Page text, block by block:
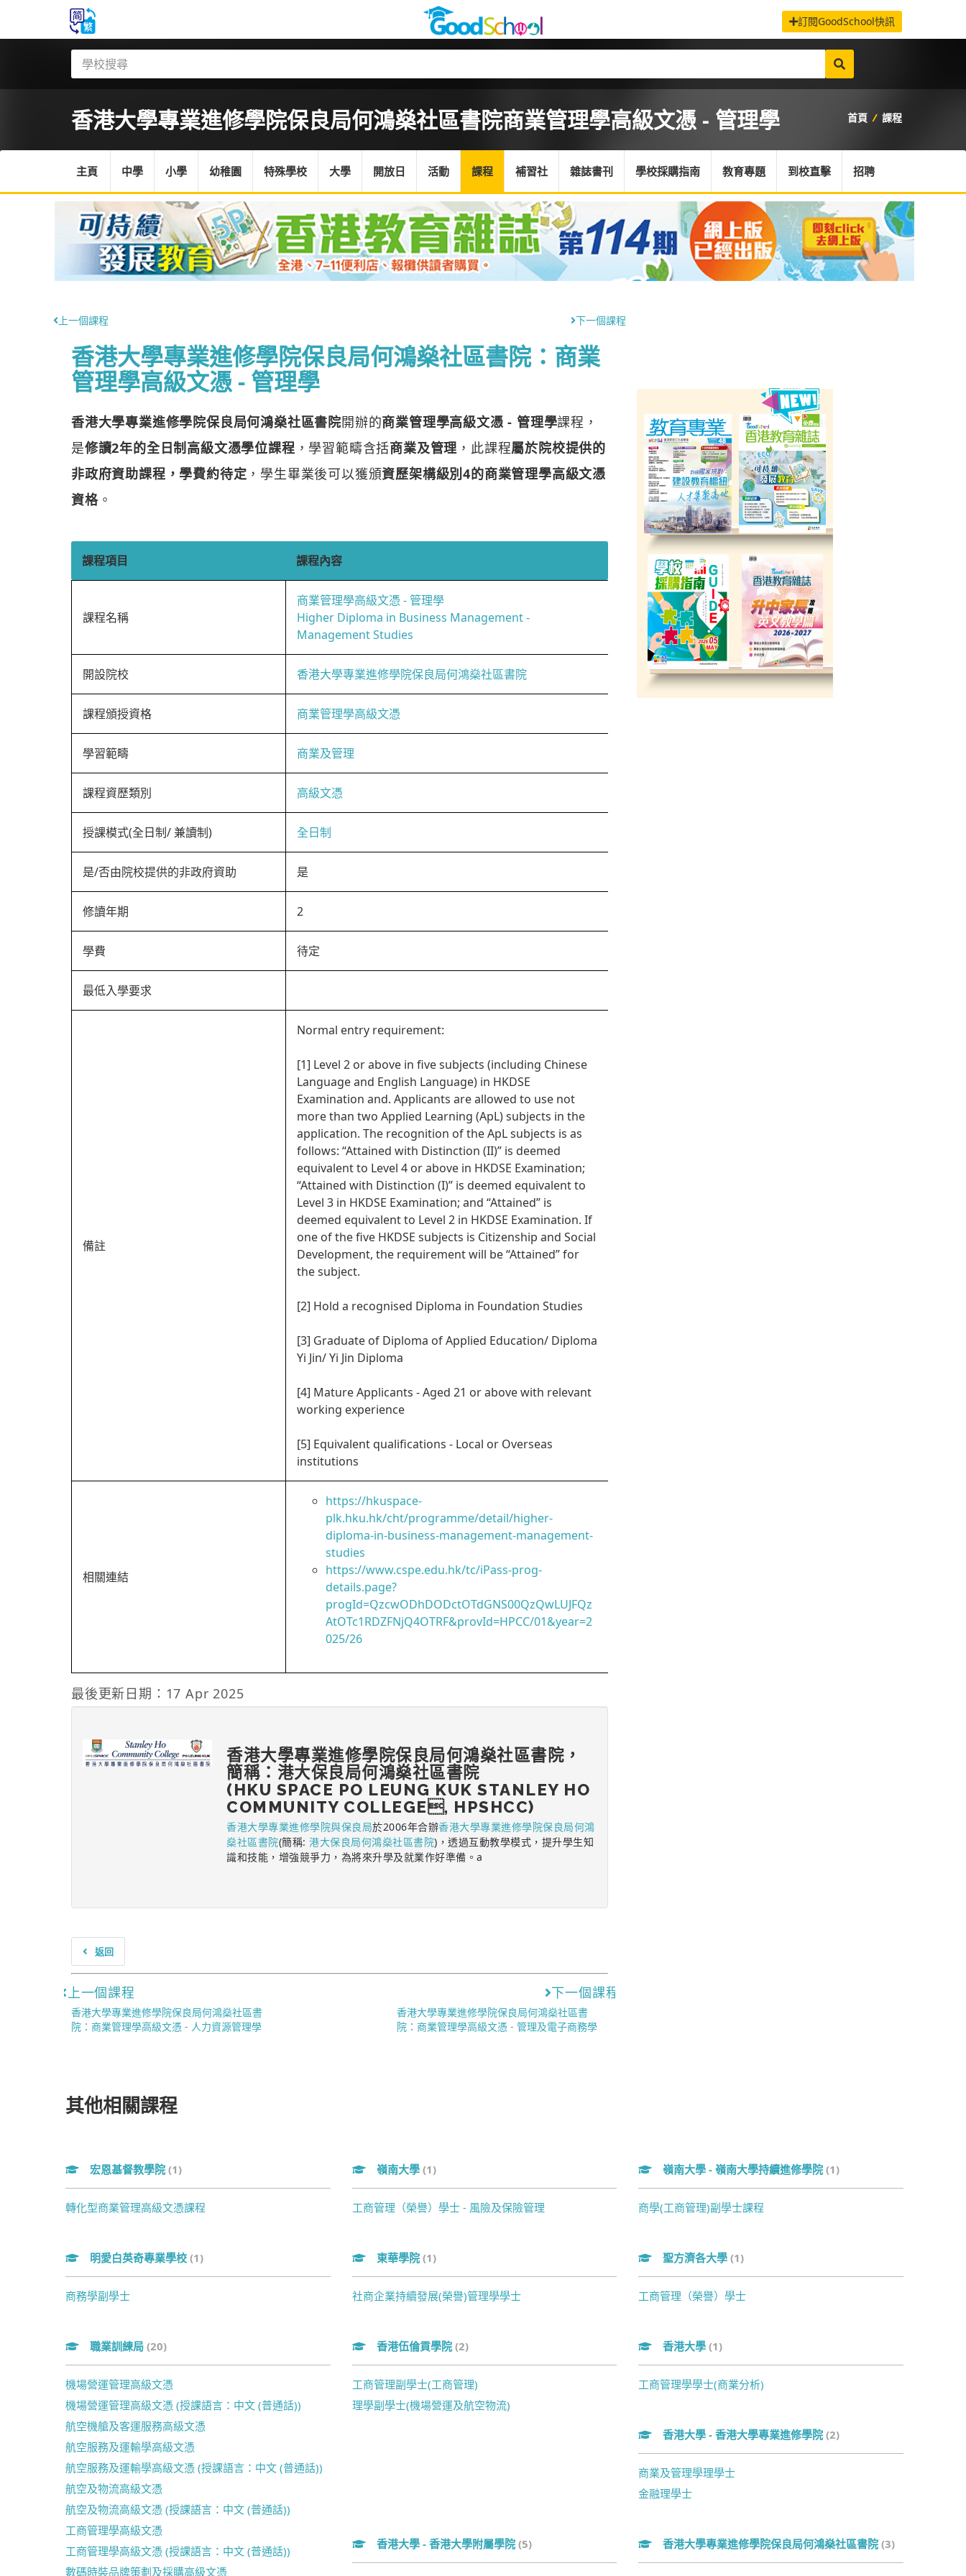
訂閱GoodSchool快訊
香港大學專業進修學院保良局何鴻燊社區書院商業管理學高級文憑 - 管理學 首頁 / 課程
主頁 中學 小學 幼稚園 特殊學校 大學 開放日 活動 課程 補習社 雜誌書刊 學校採購指南 教育專題 到校直擊 招聘
上一個課程 下一個課程
香港大學專業進修學院保良局何鴻燊社區書院：商業
管理學高級文憑 - 管理學
香港大學專業進修學院保良局何鴻燊社區書院開辦的商業管理學高級文憑 - 管理學課程，
是修讀2年的全日制高級文憑學位課程 ，學習範疇含括商業及管理 ，此課程屬於院校提供的
非政府資助課程，學費約待定 ，學生畢業後可以獲頒資歷架構級別4的商業管理學高級文憑
資格。
課程項目 課程內容
課程名稱
商業管理學高級文憑 - 管理學
Higher Diploma in Business Management -
Management Studies
開設院校 香港大學專業進修學院保良局何鴻燊社區書院
課程頒授資格 商業管理學高級文憑
學習範疇 商業及管理
課程資歷類別 高級文憑
授課模式(全日制/ 兼讀制) 全日制
是/否由院校提供的非政府資助 是
修讀年期 2
學費 待定
最低入學要求
備註
Normal entry requirement:
[1] Level 2 or above in five subjects (including Chinese
Language and English Language) in HKDSE
Examination and. Applicants are allowed to use not
more than two Applied Learning (ApL) subjects in the
application. The recognition of the ApL subjects is as
follows: “Attained with Distinction (II)” is deemed
equivalent to Level 4 or above in HKDSE Examination;
“Attained with Distinction (I)” is deemed equivalent to
Level 3 in HKDSE Examination; and “Attained” is
deemed equivalent to Level 2 in HKDSE Examination. If
one of the five HKDSE subjects is Citizenship and Social
Development, the requirement will be “Attained” for
the subject.
[2] Hold a recognised Diploma in Foundation Studies
[3] Graduate of Diploma of Applied Education/ Diploma
Yi Jin/ Yi Jin Diploma
[4] Mature Applicants - Aged 21 or above with relevant
working experience
[5] Equivalent qualifications - Local or Overseas
institutions
相關連結
https://hkuspace-
plk.hku.hk/cht/programme/detail/higher-
diploma-in-business-management-management-
studies
https://www.cspe.edu.hk/tc/iPass-prog-
details.page?
progId=QzcwODhDODctOTdGNS00QzQwLUJFQz
AtOTc1RDZFNjQ4OTRF&provId=HPCC/01&year=2
025/26
最後更新日期：17 Apr 2025
香港大學專業進修學院保良局何鴻燊社區書院，
簡稱：港大保良局何鴻燊社區書院
(HKU SPACE PO LEUNG KUK STANLEY HO
COMMUNITY COLLEGE, HPSHCC)
香港大學專業進修學院與保良局於2006年合辦香港大學專業進修學院保良局何鴻
燊社區書院(簡稱: 港大保良局何鴻燊社區書院)，透過互動教學模式，提升學生知
識和技能，增強競爭力，為將來升學及就業作好準備。a
返回
上一個課程
香港大學專業進修學院保良局何鴻燊社區書
院：商業管理學高級文憑 - 人力資源管理學
下一個課程
香港大學專業進修學院保良局何鴻燊社區書
院：商業管理學高級文憑 - 管理及電子商務學
其他相關課程
宏恩基督教學院 (1)
轉化型商業管理高級文憑課程
嶺南大學 (1)
工商管理（榮譽）學士 - 風險及保險管理
嶺南大學 - 嶺南大學持續進修學院(1)
商學(工商管理)副學士課程
明愛白英奇專業學校 (1)
商務學副學士
東華學院 (1)
社商企業持續發展(榮譽)管理學學士
聖方濟各大學(1)
工商管理（榮譽）學士
職業訓練局 (20)
機場營運管理高級文憑
機場營運管理高級文憑 (授課語言：中文 (普通話))
航空機艙及客運服務高級文憑
航空服務及運輸學高級文憑
航空服務及運輸學高級文憑 (授課語言：中文 (普通話))
航空及物流高級文憑
航空及物流高級文憑 (授課語言：中文 (普通話))
工商管理學高級文憑
工商管理學高級文憑 (授課語言：中文 (普通話))
數碼時裝品牌策劃及採購高級文憑
香港伍倫貢學院 (2)
工商管理副學士(工商管理)
理學副學士(機場營運及航空物流)
香港大學(1)
工商管理學學士(商業分析)
香港大學 - 香港大學專業進修學院(2)
商業及管理學理學士
金融理學士
香港大學 - 香港大學附屬學院 (5) 香港大學專業進修學院保良局何鴻燊社區書院(3)